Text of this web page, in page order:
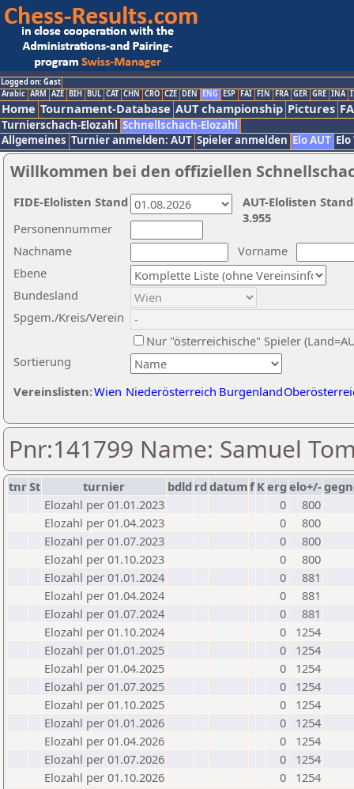
Logged on: Gast
Arabic ARM AZE BIH BUL CAT CHN CRO CZE DEN ENG ESP FAI FIN FRA GER GRE INA
Home Tournament-Database AUT championship Pictures
Turnierschach-Elozahl Schnellschach-Elozahl
Allgemeines Turnier anmelden: AUT Spieler anmelden Elo AUT
Willkommen bei den offiziellen
Nachname
Vorname
Ebene
Sortierung
Personennummer
Bundesland
Spgem./Kreis/Verein
Nur "österreichische" Spieler
Vereinslisten:Wien Niederösterreich Burgenland
AUT-Elolisten
3.955
FIDE-Elolisten Stand
Pnr:141799 Name: Samuel
tnrSt turnier bdld rd datumf Kerg elo+/-
Elozahl per 01.01.2023
0
800
Elozahl per 01.04.2023
0
800
Elozahl per 01.07.2023
0
800
Elozahl per 01.10.2023
0
800
Elozahl per 01.01.2024
0
881
Elozahl per 01.04.2024
0
881
Elozahl per 01.07.2024
0
881
Elozahl per 01.10.2024
0
1254
Elozahl per 01.01.2025
0
1254
Elozahl per 01.04.2025
0
1254
Elozahl per 01.07.2025
0
1254
Elozahl per 01.10.2025
0
1254
Elozahl per 01.01.2026
0
1254
Elozahl per 01.04.2026
0
1254
Elozahl per 01.07.2026
0
1254
Elozahl per 01.10.2026
0 1254